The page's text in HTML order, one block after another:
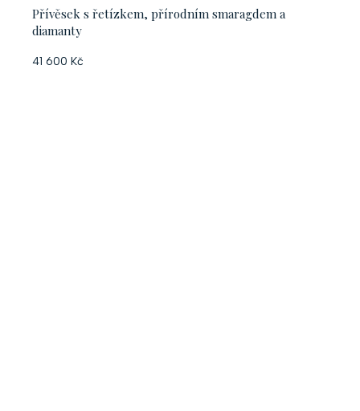
Přívěsek s řetízkem, přírodním smaragdem a
diamanty
41 600 Kč